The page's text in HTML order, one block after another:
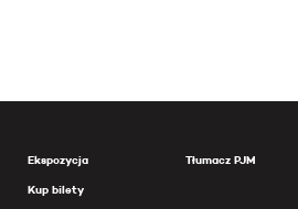
Ekspozycja
Kup bilety
Tłumacz PJM